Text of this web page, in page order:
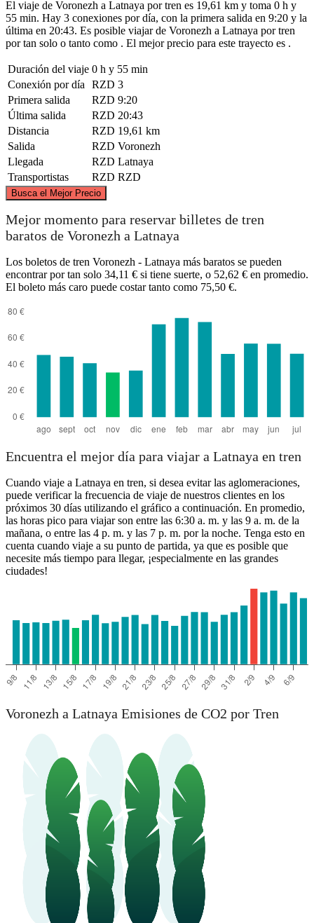
El viaje de Voronezh a Latnaya por tren es 19,61 km y toma 0 h y
55 min. Hay 3 conexiones por día, con la primera salida en 9:20 y la
última en 20:43. Es posible viajar de Voronezh a Latnaya por tren
por tan solo o tanto como . El mejor precio para este trayecto es .
Duración del viaje 0 h y 55 min
Conexión por día
RZD 3
Primera salida
RZD 9:20
Última salida
RZD 20:43
Distancia
RZD 19,61 km
Salida
RZD Voronezh
Llegada
RZD Latnaya
Transportistas
RZD RZD
Busca el Mejor Precio
Voronezh
Latnaya
Mejor momento para reservar billetes de tren
baratos de Voronezh a Latnaya
Los boletos de tren Voronezh - Latnaya más baratos se pueden
encontrar por tan solo 34,11 € si tiene suerte, o 52,62 € en promedio.
El boleto más caro puede costar tanto como 75,50 €.
Encuentra el mejor día para viajar a Latnaya en tren
Cuando viaje a Latnaya en tren, si desea evitar las aglomeraciones,
puede verificar la frecuencia de viaje de nuestros clientes en los
próximos 30 días utilizando el gráfico a continuación. En promedio,
las horas pico para viajar son entre las 6:30 a. m. y las 9 a. m. de la
mañana, o entre las 4 p. m. y las 7 p. m. por la noche. Tenga esto en
cuenta cuando viaje a su punto de partida, ya que es posible que
necesite más tiempo para llegar, ¡especialmente en las grandes
ciudades!
Voronezh a Latnaya Emisiones de CO2 por Tren